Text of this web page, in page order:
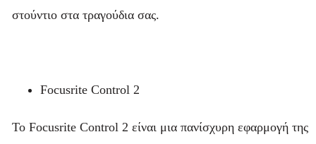
στούντιο στα τραγούδια σας.
Focusrite Control 2
Το Focusrite Control 2 είναι μια πανίσχυρη εφαρμογή της